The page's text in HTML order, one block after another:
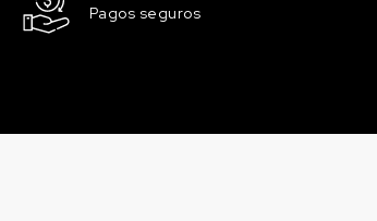
158.47 €
Pagos seguros